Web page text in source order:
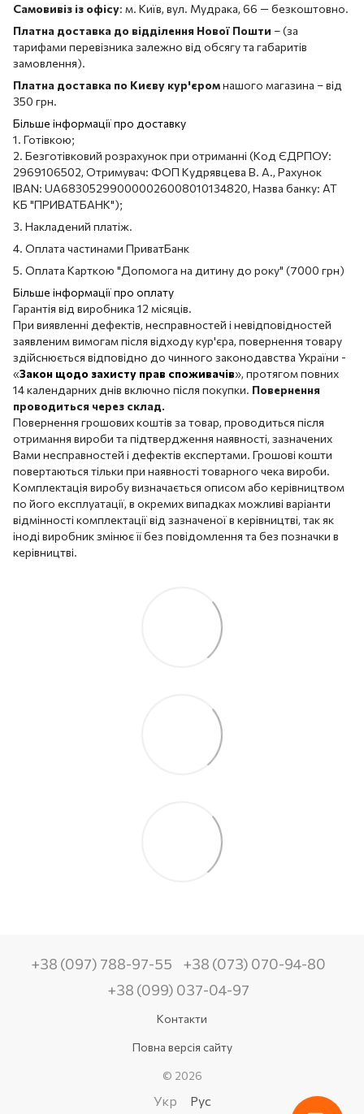
Самовивіз із офісу: м. Київ, вул. Мудрака, 66 — безкоштовно.
Платна доставка до відділення Нової Пошти – (за
тарифами перевізника залежно від обсягу та габаритів
замовлення).
Платна доставка по Києву кур'єромнашого магазина – від
350 грн.
Більше інформації про доставку
1. Готівкою;
2. Безготівковий розрахунок при отриманні (Код ЄДРПОУ:
2969106502, Отримувач: ФОП Кудрявцева В. А., Рахунок
IBAN: UA683052990000026008010134820, Назва банку: АТ
КБ "ПРИВАТБАНК");
3. Накладений платіж.
4. Оплата частинами ПриватБанк
5. Оплата Карткою "Допомога на дитину до року" (7000 грн)
Більше інформації про оплату
Гарантія від виробника 12 місяців.
При виявленні дефектів, несправностей і невідповідностей
заявленим вимогам після відходу кур'єра, повернення товару
здійснюється відповідно до чинного законодавства України -
«Закон щодо захисту прав споживачів», протягом повних
14 календарних днів включно після покупки. Повернення
проводиться через склад.
Повернення грошових коштів за товар, проводиться після
отримання вироби та підтвердження наявності, зазначених
Вами несправностей і дефектів експертами. Грошові кошти
повертаються тільки при наявності товарного чека вироби.
Комплектація виробу визначається описом або керівництвом
по його експлуатації, в окремих випадках можливі варіанти
відмінності комплектації від зазначеної в керівництві, так як
іноді виробник змінює її без повідомлення та без позначки в
керівництві.
+38 (097) 788-97-55
+38 (073) 070-94-80
+38 (099) 037-04-97
Контакти
Повна версія сайту
© 2026
Укр Рус